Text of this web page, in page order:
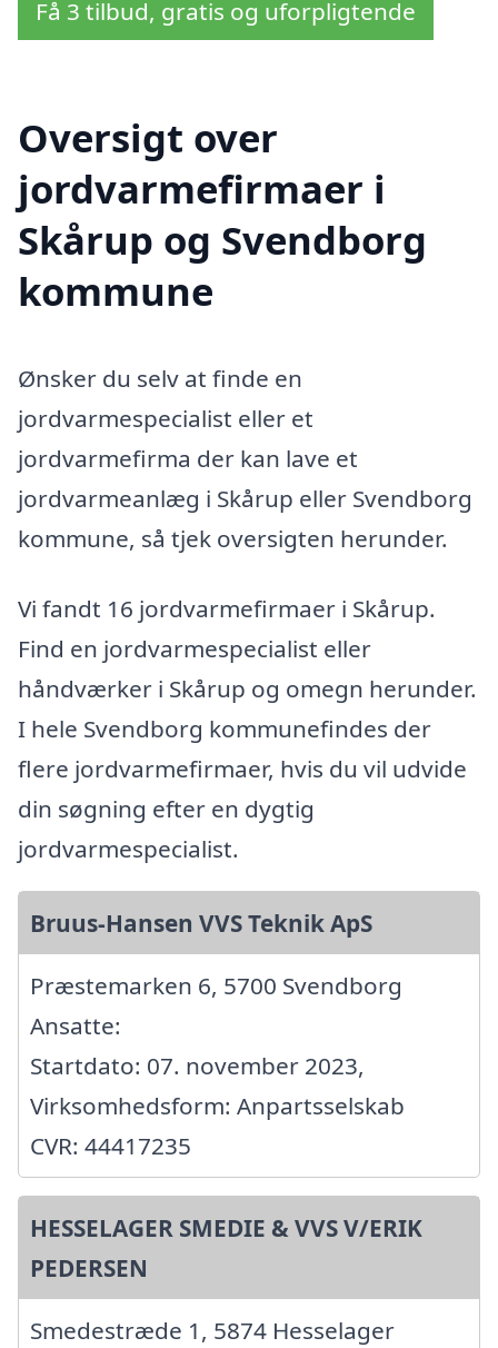
Få 3 tilbud, gratis og uforpligtende
Oversigt over
jordvarmefirmaer i
Skårup og Svendborg
kommune
Ønsker du selv at finde en
jordvarmespecialist eller et
jordvarmefirma der kan lave et
jordvarmeanlæg i Skårup eller Svendborg
kommune, så tjek oversigten herunder.
Vi fandt 16 jordvarmefirmaer i Skårup.
Find en jordvarmespecialist eller
håndværker i Skårup og omegn herunder.
I hele Svendborg kommunefindes der
flere jordvarmefirmaer, hvis du vil udvide
din søgning efter en dygtig
jordvarmespecialist.
Bruus-Hansen VVS Teknik ApS
Præstemarken 6, 5700 Svendborg
Ansatte:
Startdato: 07. november 2023,
Virksomhedsform: Anpartsselskab
CVR: 44417235
HESSELAGER SMEDIE & VVS V/ERIK
PEDERSEN
Smedestræde 1, 5874 Hesselager